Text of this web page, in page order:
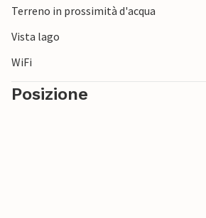
Terreno in prossimità d'acqua
Vista lago
WiFi
Posizione